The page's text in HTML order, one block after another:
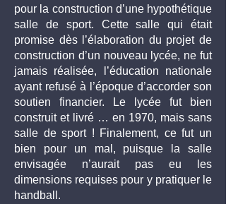
pour la construction d’une hypothétique
salle de sport. Cette salle qui était
promise dès l’élaboration du projet de
construction d’un nouveau lycée, ne fut
jamais réalisée, l’éducation nationale
ayant refusé à l’époque d’accorder son
soutien financier. Le lycée fut bien
construit et livré … en 1970, mais sans
salle de sport ! Finalement, ce fut un
bien pour un mal, puisque la salle
envisagée n’aurait pas eu les
dimensions requises pour y pratiquer le
handball.